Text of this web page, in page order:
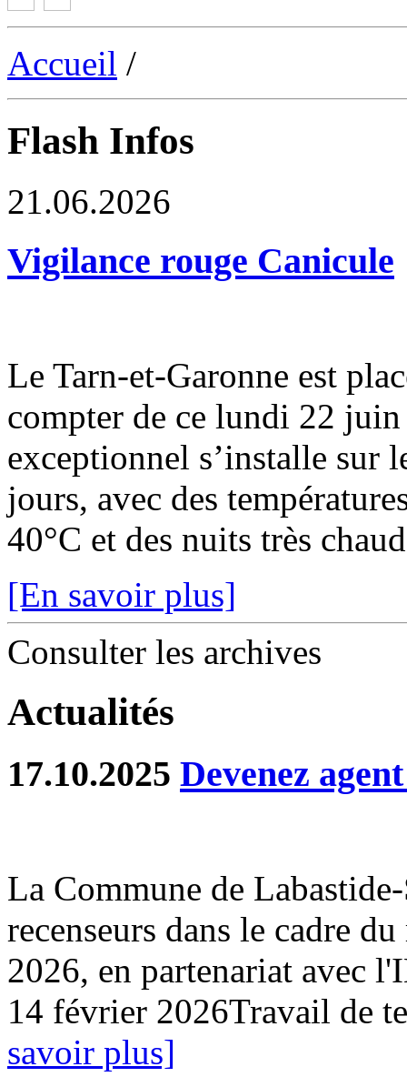
Accueil /
Flash Infos
21.06.2026
Vigilance rouge Canicule
Le Tarn-et-Garonne est
compter de ce lundi 22
exceptionnel s’installe sur
jours, avec des
40°C et des nuits très
[En savoir plus]
Consulter les archives
Actualités
17.10.2025 Devenez
La Commune de
recenseurs dans le cadre
2026, en partenariat avec
14 février 2026Travail de
savoir plus]